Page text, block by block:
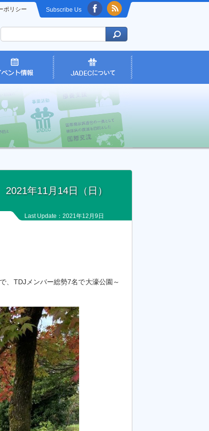
ポリシー Subscribe Us
年11月14日（日）
Last Update：2021年12月9日
、TDJメンバー総勢7名で大濠公園～